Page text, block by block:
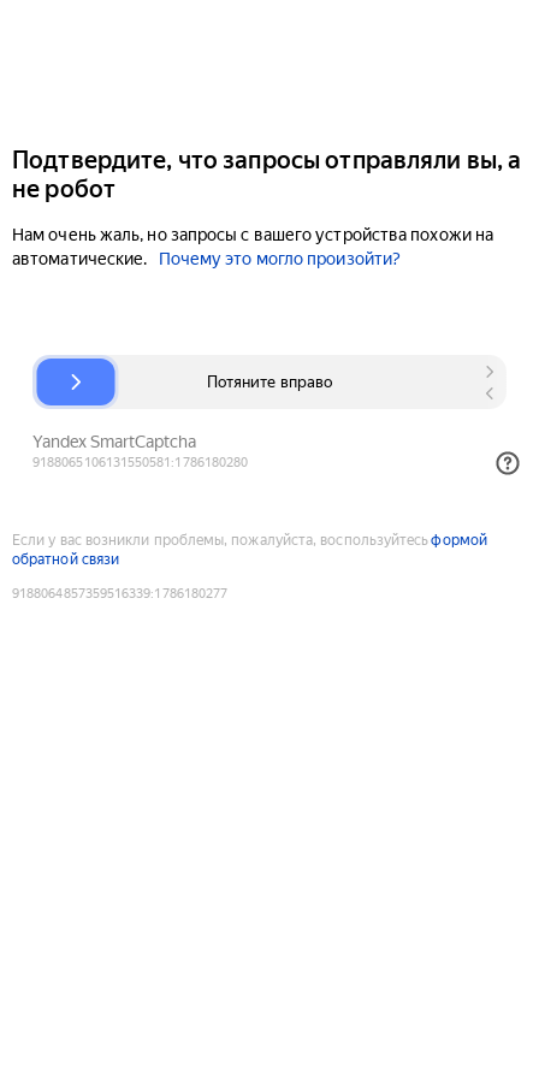
Подтвердите, что запросы отправляли вы, а
не робот
Нам очень жаль, но запросы с вашего устройства похожи на
автоматические.
Почему это могло произойти?
Если у вас возникли проблемы, пожалуйста, воспользуйтесьформой
обратной связи
9188064857359516339:1786180277